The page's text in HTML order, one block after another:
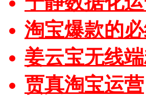
淘宝爆款的
姜云宝无线
贾真淘宝运营